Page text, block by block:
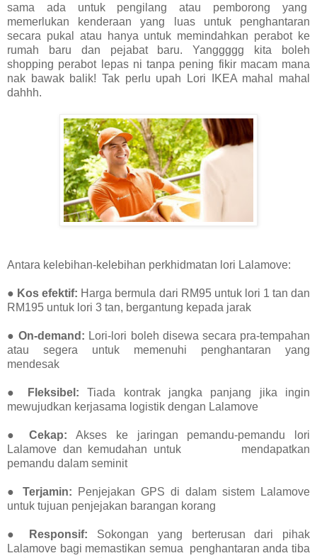
sama ada untuk pengilang atau pemborong yang
memerlukan kenderaan yang luas untuk penghantaran
secara pukal atau hanya untuk memindahkan perabot ke
rumah baru dan pejabat baru. Yanggggg kita boleh
shopping perabot lepas ni tanpa pening fikir macam mana
nak bawak balik! Tak perlu upah Lori IKEA mahal mahal
dahhh.
Antara kelebihan-kelebihan perkhidmatan lori Lalamove:
● Kos efektif: Harga bermula dari RM95 untuk lori 1 tan dan
RM195 untuk lori 3 tan, bergantung kepada jarak
●On-demand: Lori-lori boleh disewa secara pra-tempahan
atau segera untuk memenuhi penghantaran yang
mendesak
● Fleksibel: Tiada kontrak jangka panjang jika ingin
mewujudkan kerjasama logistik dengan Lalamove
●Cekap: Akses ke jaringan pemandu-pemandu lori
Lalamove dan kemudahan untuk mendapatkan
pemandu dalam seminit
● Terjamin: Penjejakan GPS di dalam sistem Lalamove
untuk tujuan penjejakan barangan korang
● Responsif: Sokongan yang berterusan dari pihak
Lalamove bagi memastikan semua penghantaran anda tiba